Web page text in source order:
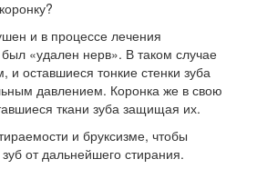
и в процессе лечения
был «удален нерв». В таком случае
и оставшиеся тонкие стенки зуба
давлением. Коронка же в свою
ткани зуба защищая их.
и бруксизме, чтобы
от дальнейшего стирания.